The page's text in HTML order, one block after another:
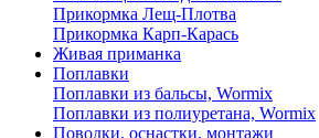
Прикормка Лещ-Плотва
Прикормка Карп-Карась
Живая приманка
Поплавки
Поплавки из бальсы, Wormix
Поплавки из полиуретана, Wormix
Поводки, оснастки, монтажи